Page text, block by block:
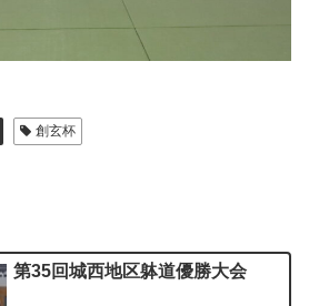
創玄杯
第35回城西地区躰道優勝大会